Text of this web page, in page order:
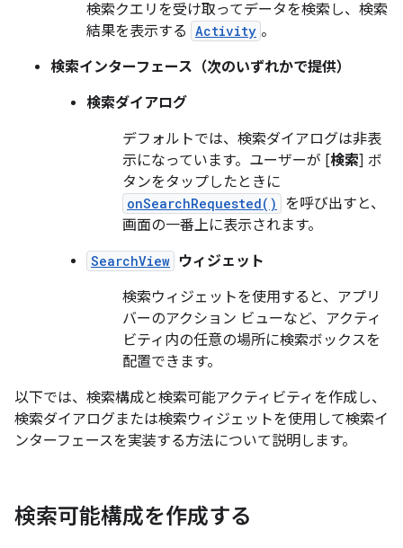
検索クエリを受け取ってデータを検索し、検索
結果を表示する Activity 。
検索インターフェース（次のいずれかで提供）
検索ダイアログ
デフォルトでは、検索ダイアログは非表
示になっています。ユーザーが [検索] ボ
タンをタップしたときに
onSearchRequested()
を呼び出すと、
画面の一番上に表示されます。
SearchView ウィジェット
検索ウィジェットを使用すると、アプリ
バーのアクション ビューなど、アクティ
ビティ内の任意の場所に検索ボックスを
配置できます。
以下では、検索構成と検索可能アクティビティを作成し、
検索ダイアログまたは検索ウィジェットを使用して検索イ
ンターフェースを実装する方法について説明します。
検索可能構成を作成する